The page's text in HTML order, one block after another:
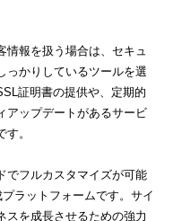
情報を扱う場合は、セキュ
っかりしているツールを選
証明書の提供や、定期的
アップデートがあるサービ
す。
でフルカスタマイズが可能
ラットフォームです。サイ
スを成長させるための強力